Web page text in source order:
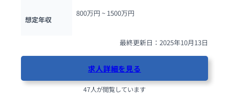
想定年収
800万円 ~ 1500万円
最終更新日：2025年10月13日
求人詳細を見る
47人が閲覧しています